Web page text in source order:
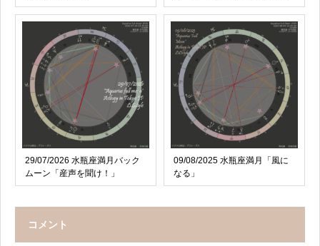
29/07/2026 水瓶座満月バック
ムーン「産声を聞け！」
09/08/2025 水瓶座満月「風に
なる」
コメント